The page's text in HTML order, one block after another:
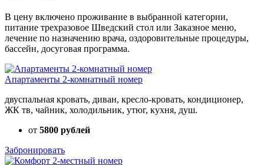
В цену включено проживание в выбранной категории,
питание трехразовое Шведский стол или Заказное меню,
лечение по назначению врача, оздоровительные процедуры,
бассейн, досуговая программа.
Апартаменты 2-комнатный номер
двуспальная кровать, диван, кресло-кровать, кондиционер,
ЖК тв, чайник, холодильник, утюг, кухня, душ.
от 5800 рублей
Забронировать